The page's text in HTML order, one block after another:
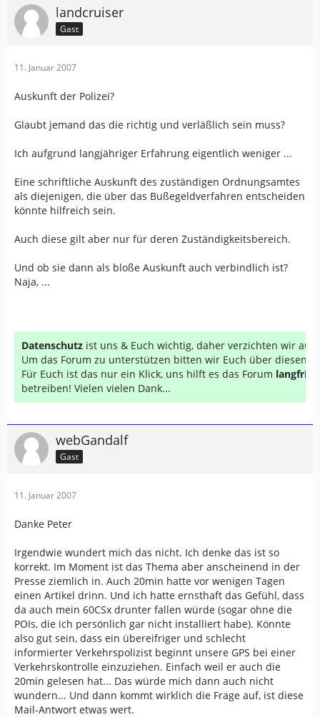
landcruiser
Gast
11. Januar 2007
Auskunft der Polizei?
Glaubt jemand das die richtig und verläßlich sein muss?
Ich aufgrund langjähriger Erfahrung eigentlich weniger ...
Eine schriftliche Auskunft des zuständigen Ordnungsamtes
als diejenigen, die über das Bußegeldverfahren entscheiden
könnte hilfreich sein.
Auch diese gilt aber nur für deren Zuständigkeitsbereich.
Und ob sie dann als bloße Auskunft auch verbindlich ist?
Naja, ...
Datenschutz ist uns & Euch wichtig, daher verzichten wir auf
Um das Forum zu unterstützen bitten wir Euch über diesen
Für Euch ist das nur ein Klick, uns hilft es das Forum
betreiben! Vielen vielen Dank...
webGandalf
Gast
11. Januar 2007
Danke Peter
Irgendwie wundert mich das nicht. Ich denke das ist so
korrekt. Im Moment ist das Thema aber anscheinend in der
Presse ziemlich in. Auch 20min hatte vor wenigen Tagen
einen Artikel drinn. Und ich hatte ernsthaft das Gefühl, dass
da auch mein 60CSx drunter fallen würde (sogar ohne die
POIs, die ich persönlich gar nicht installiert habe). Könnte
also gut sein, dass ein übereifriger und schlecht
informierter Verkehrspolizist beginnt unsere GPS bei einer
Verkehrskontrolle einzuziehen. Einfach weil er auch die
20min gelesen hat... Das würde mich dann auch nicht
wundern... Und dann kommt wirklich die Frage auf, ist diese
Mail-Antwort etwas wert.